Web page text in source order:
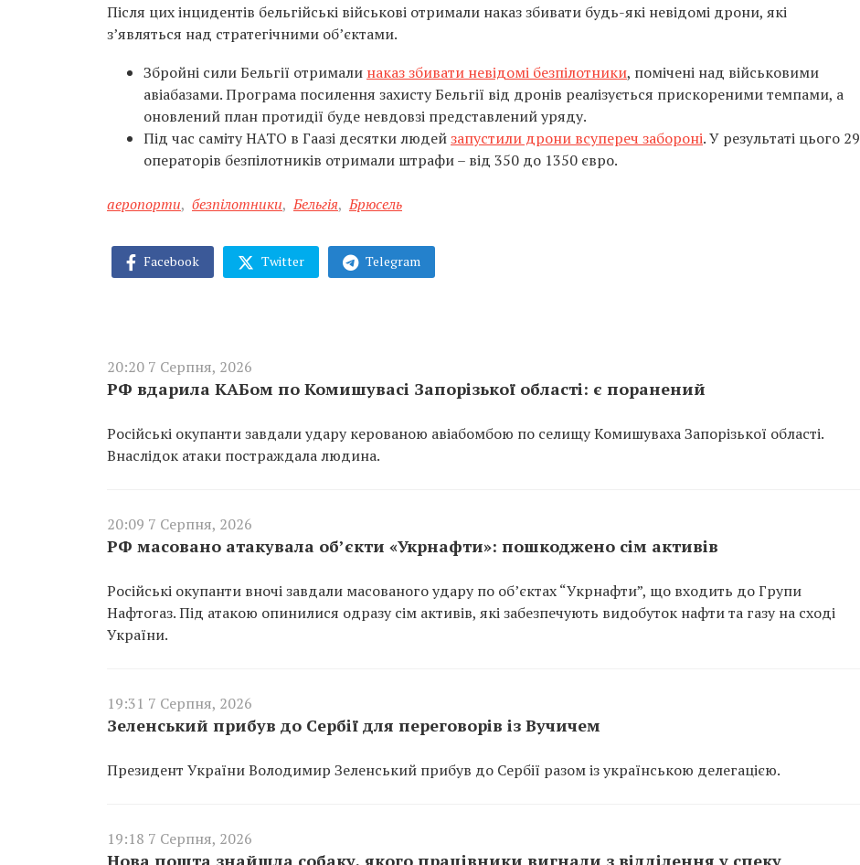
Після цих інцидентів бельгійські військові отримали наказ збивати будь-які невідомі дрони, які
з’являться над стратегічними об’єктами.
Збройні сили Бельгії отримали наказ збивати невідомі безпілотники, помічені над військовими
авіабазами. Програма посилення захисту Бельгії від дронів реалізується прискореними темпами, а
оновлений план протидії буде невдовзі представлений уряду.
Під час саміту НАТО в Гаазі десятки людейзапустили дрони всупереч забороні. У результаті цього 29
операторів безпілотників отримали штрафи – від 350 до 1350 євро.
аеропорти, безпілотники, Бельгія, Брюсель
Facebook Twitter Telegram
20:20 7 Серпня, 2026
РФ вдарила КАБом по Комишувасі Запорізької області: є поранений
Російські окупанти завдали удару керованою авіабомбою по селищу Комишуваха Запорізької області.
Внаслідок атаки постраждала людина.
20:09 7 Серпня, 2026
РФ масовано атакувала об’єкти «Укрнафти»: пошкоджено сім активів
Російські окупанти вночі завдали масованого удару по об’єктах “Укрнафти”, що входить до Групи
Нафтогаз. Під атакою опинилися одразу сім активів, які забезпечують видобуток нафти та газу на сході
України.
19:31 7 Серпня, 2026
Зеленський прибув до Сербії для переговорів із Вучичем
Президент України Володимир Зеленський прибув до Сербії разом із українською делегацією.
19:18 7 Серпня, 2026